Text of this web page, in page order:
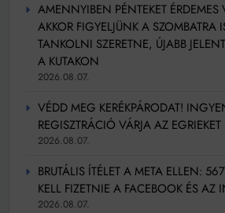
AMENNYIBEN PÉNTEKET
AKKOR FIGYELJÜNK A SZOMBATRA
TANKOLNI SZERETNE, ÚJABB
A KUTAKON
2026.08.07.
VÉDD MEG KERÉKPÁRODAT!
REGISZTRÁCIÓ VÁRJA AZ EGRIEKET
2026.08.07.
BRUTÁLIS ÍTÉLET A META ELLEN:
KELL FIZETNIE A FACEBOOK ÉS AZ
2026.08.07.